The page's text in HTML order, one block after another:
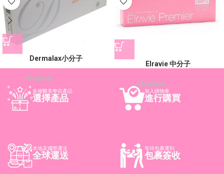
Dermalax小分子
RM500.00
Elravie 中分子
RM500.00
多種醫美整容產品
選擇產品
加入購物車
進行購買
本地及國際運送
全球運送
等待包裹運到
包裹簽收